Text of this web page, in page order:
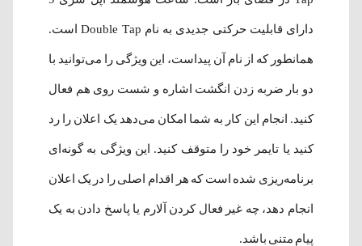
دارای قابلیت‌ حرکتی جدیدی به نام Double Tap است.
همانطور که از نام آن پیداست، این ویژگی را می‌توانید با
دو بار ضربه زدن انگشت اشاره و شست روی هم فعال
کنید. انجام این کار به شما امکان می‌دهد یک اعلان را رد
کنید یا تایمر خود را متوقف کنید. این ویژگی به گونه‌ای
برنامه‌ریزی شده است که هر اقدام اصلی را در یک اعلان
انجام دهد، چه غیر فعال کردن آلارم یا پاسخ دادن به یک
پیام متنی باشد.